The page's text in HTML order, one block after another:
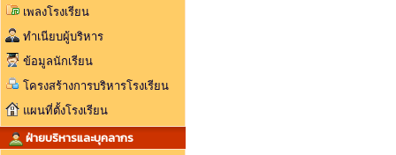
เพลงโรงเรียน
ทำเนียบผู้บริหาร
ข้อมูลนักเรียน
โครงสร้างการบริหารโรงเรียน
แผนที่ตั้งโรงเรียน
ฝ่ายบริหารและบุคลากร